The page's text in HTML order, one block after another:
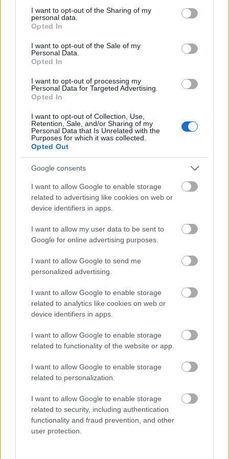
not limited to your visit or usage behaviour. You may click to
grant or deny consent to Google and its third-party tags to
use your data for below specified purposes in below Google
consent section.
I want to opt-out of the Sharing of my
personal data.
Opted In
I want to opt-out of the Sale of my
Personal Data.
Opted In
I want to opt-out of processing my
Personal Data for Targeted Advertising.
Opted In
I want to opt-out of Collection, Use,
Retention, Sale, and/or Sharing of my
Personal Data that Is Unrelated with the
Purposes for which it was collected.
Opted Out
Google consents
I want to allow Google to enable storage
related to advertising like cookies on web or
device identifiers in apps.
I want to allow my user data to be sent to
Google for online advertising purposes.
I want to allow Google to send me
personalized advertising.
I want to allow Google to enable storage
related to analytics like cookies on web or
device identifiers in apps.
I want to allow Google to enable storage
related to functionality of the website or app.
I want to allow Google to enable storage
related to personalization.
I want to allow Google to enable storage
related to security, including authentication
functionality and fraud prevention, and other
user protection.
vinnerresepten ikke har gått av moten.
Bjervig best
lørdag. Han kom 9,6 sekunder bak Bauer i mål.
Beste norske ble Espen Bjervig på 3. plass. 28-
sekunder bak vinneren, mens Jevne på 4. plass var
seks sekunder bak Bjervig igjen.
– Dette var bra. Jeg hadde ikke ventet å bli nummer
tre. Det fungerte akkurat som det skulle, sa
Bjervig.
– Jeg fikk presset bra, men ble også slått av en som
nesten kom direkte fra sykesenga, sa Bjervig og ga
Jevne hånda. Fjorårets verdenscupvinner, Johan
Meld deg på vårt nyhetsbrev
Meld deg på
MEST LEST